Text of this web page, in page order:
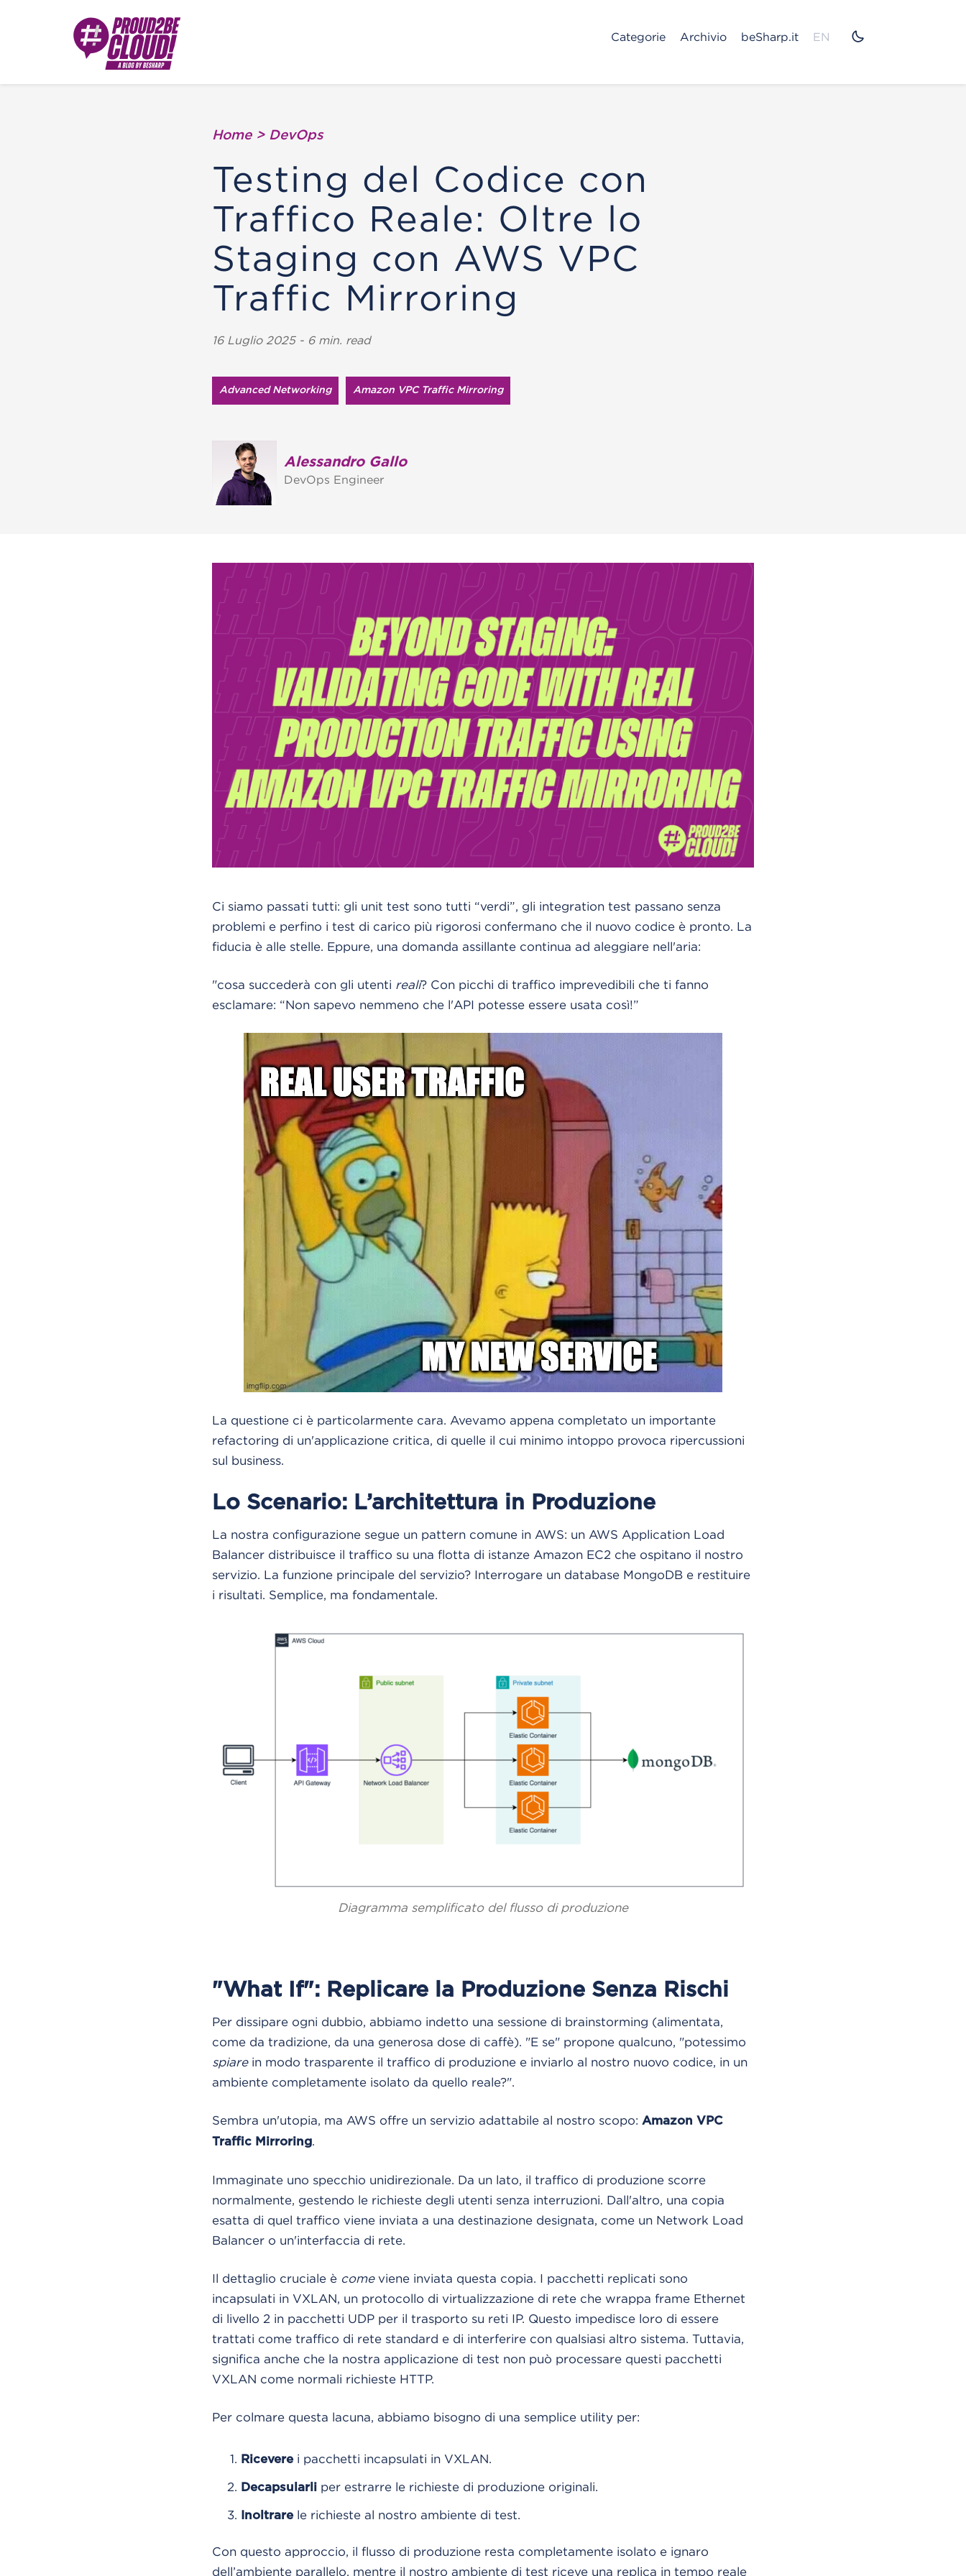
Categorie Archivio beSharp.it EN
Home > DevOps
Testing del Codice con
Traffico Reale: Oltre lo
Staging con AWS VPC
Traffic Mirroring
16 Luglio 2025 - 6 min. read
Advanced Networking Amazon VPC Traffic Mirroring
Alessandro Gallo
DevOps Engineer
Ci siamo passati tutti: gli unit test sono tutti “verdi”, gli integration test passano senza
problemi e perfino i test di carico più rigorosi confermano che il nuovo codice è pronto. La
fiducia è alle stelle. Eppure, una domanda assillante continua ad aleggiare nell'aria:
"cosa succederà con gli utenti reali? Con picchi di traffico imprevedibili che ti fanno
esclamare: “Non sapevo nemmeno che l'API potesse essere usata così!”
La questione ci è particolarmente cara. Avevamo appena completato un importante
refactoring di un'applicazione critica, di quelle il cui minimo intoppo provoca ripercussioni
sul business.
Lo Scenario: L’architettura in Produzione
La nostra configurazione segue un pattern comune in AWS: un AWS Application Load
Balancer distribuisce il traffico su una flotta di istanze Amazon EC2 che ospitano il nostro
servizio. La funzione principale del servizio? Interrogare un database MongoDB e restituire
i risultati. Semplice, ma fondamentale.
Diagramma semplificato del flusso di produzione
"What If": Replicare la Produzione Senza Rischi
Per dissipare ogni dubbio, abbiamo indetto una sessione di brainstorming (alimentata,
come da tradizione, da una generosa dose di caffè). "E se" propone qualcuno, "potessimo
spiarein modo trasparente il traffico di produzione e inviarlo al nostro nuovo codice, in un
ambiente completamente isolato da quello reale?".
Sembra un'utopia, ma AWS offre un servizio adattabile al nostro scopo: Amazon VPC
Traffic Mirroring.
Immaginate uno specchio unidirezionale. Da un lato, il traffico di produzione scorre
normalmente, gestendo le richieste degli utenti senza interruzioni. Dall'altro, una copia
esatta di quel traffico viene inviata a una destinazione designata, come un Network Load
Balancer o un'interfaccia di rete.
Il dettaglio cruciale è comeviene inviata questa copia. I pacchetti replicati sono
incapsulati in VXLAN, un protocollo di virtualizzazione di rete che wrappa frame Ethernet
di livello 2 in pacchetti UDP per il trasporto su reti IP. Questo impedisce loro di essere
trattati come traffico di rete standard e di interferire con qualsiasi altro sistema. Tuttavia,
significa anche che la nostra applicazione di test non può processare questi pacchetti
VXLAN come normali richieste HTTP.
Per colmare questa lacuna, abbiamo bisogno di una semplice utility per:
Riceverei pacchetti incapsulati in VXLAN.
Decapsularliper estrarre le richieste di produzione originali.
Inoltrarele richieste al nostro ambiente di test.
Con questo approccio, il flusso di produzione resta completamente isolato e ignaro
dell’ambiente parallelo, mentre il nostro ambiente di test riceve una replica in tempo reale